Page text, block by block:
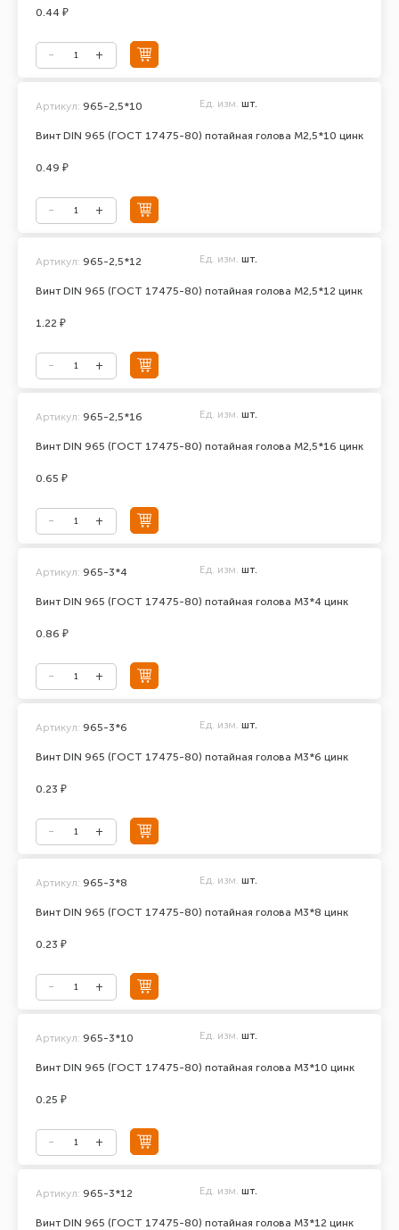
0.44 ₽
Винт DIN 965 (ГОСТ 17475-80) потайная голова М2,5*10 цинк
Артикул: 965-2,5*10 Ед. изм. шт.
0.49 ₽
Винт DIN 965 (ГОСТ 17475-80) потайная голова М2,5*12 цинк
Артикул: 965-2,5*12 Ед. изм. шт.
1.22 ₽
Винт DIN 965 (ГОСТ 17475-80) потайная голова М2,5*16 цинк
Артикул: 965-2,5*16 Ед. изм. шт.
0.65 ₽
Винт DIN 965 (ГОСТ 17475-80) потайная голова М3*4 цинк
Артикул: 965-3*4 Ед. изм. шт.
0.86 ₽
Винт DIN 965 (ГОСТ 17475-80) потайная голова М3*6 цинк
Артикул: 965-3*6 Ед. изм. шт.
0.23 ₽
Винт DIN 965 (ГОСТ 17475-80) потайная голова М3*8 цинк
Артикул: 965-3*8 Ед. изм. шт.
0.23 ₽
Винт DIN 965 (ГОСТ 17475-80) потайная голова М3*10 цинк
Артикул: 965-3*10 Ед. изм. шт.
0.25 ₽
Винт DIN 965 (ГОСТ 17475-80) потайная голова М3*12 цинк
Артикул: 965-3*12 Ед. изм. шт.